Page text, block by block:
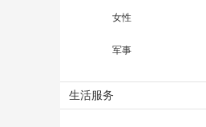
女性
军事
生活服务